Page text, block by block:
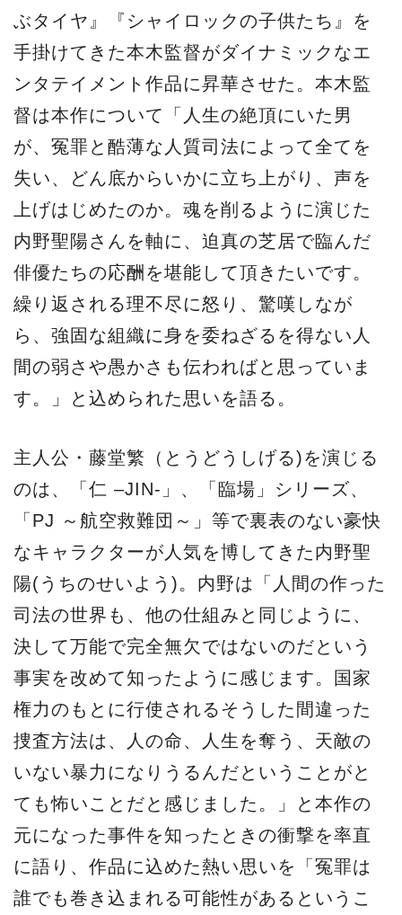
ぶタイヤ』『シャイロックの子供たち』を
手掛けてきた本木監督がダイナミックなエ
ンタテイメント作品に昇華させた。本木監
督は本作について「人生の絶頂にいた男
が、冤罪と酷薄な人質司法によって全てを
失い、どん底からいかに立ち上がり、声を
上げはじめたのか。魂を削るように演じた
内野聖陽さんを軸に、迫真の芝居で臨んだ
俳優たちの応酬を堪能して頂きたいです。
繰り返される理不尽に怒り、驚嘆しなが
ら、強固な組織に身を委ねざるを得ない人
間の弱さや愚かさも伝わればと思っていま
す。」と込められた思いを語る。
主人公・藤堂繁（とうどうしげる)を演じる
のは、「仁 –JIN-」、「臨場」シリーズ、
「PJ ～航空救難団～」等で裏表のない豪快
なキャラクターが人気を博してきた内野聖
陽(うちのせいよう)。内野は「人間の作った
司法の世界も、他の仕組みと同じように、
決して万能で完全無欠ではないのだという
事実を改めて知ったように感じます。国家
権力のもとに行使されるそうした間違った
捜査方法は、人の命、人生を奪う、天敵の
いない暴力になりうるんだということがと
ても怖いことだと感じました。」と本作の
元になった事件を知ったときの衝撃を率直
に語り、作品に込めた熱い思いを「冤罪は
誰でも巻き込まれる可能性があるというこ